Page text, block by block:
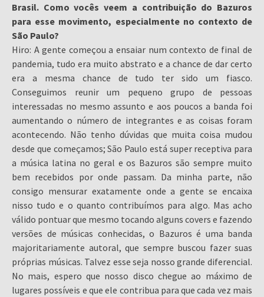
Brasil. Como vocês veem a contribuição do Bazuros
para esse movimento, especialmente no contexto de
São Paulo?
Hiro: A gente começou a ensaiar num contexto de final de
pandemia, tudo era muito abstrato e a chance de dar certo
era a mesma chance de tudo ter sido um fiasco.
Conseguimos reunir um pequeno grupo de pessoas
interessadas no mesmo assunto e aos poucos a banda foi
aumentando o número de integrantes e as coisas foram
acontecendo. Não tenho dúvidas que muita coisa mudou
desde que começamos; São Paulo está super receptiva para
a música latina no geral e os Bazuros são sempre muito
bem recebidos por onde passam. Da minha parte, não
consigo mensurar exatamente onde a gente se encaixa
nisso tudo e o quanto contribuímos para algo. Mas acho
válido pontuar que mesmo tocando alguns covers e fazendo
versões de músicas conhecidas, o Bazuros é uma banda
majoritariamente autoral, que sempre buscou fazer suas
próprias músicas. Talvez esse seja nosso grande diferencial.
No mais, espero que nosso disco chegue ao máximo de
lugares possíveis e que ele contribua para que cada vez mais